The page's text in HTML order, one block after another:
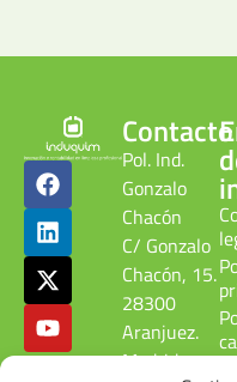
Contacto
Pol. Ind.
Gonzalo
Chacón
C/ Gonzalo
Chacón, 15.
28300
Aranjuez.
Madrid.